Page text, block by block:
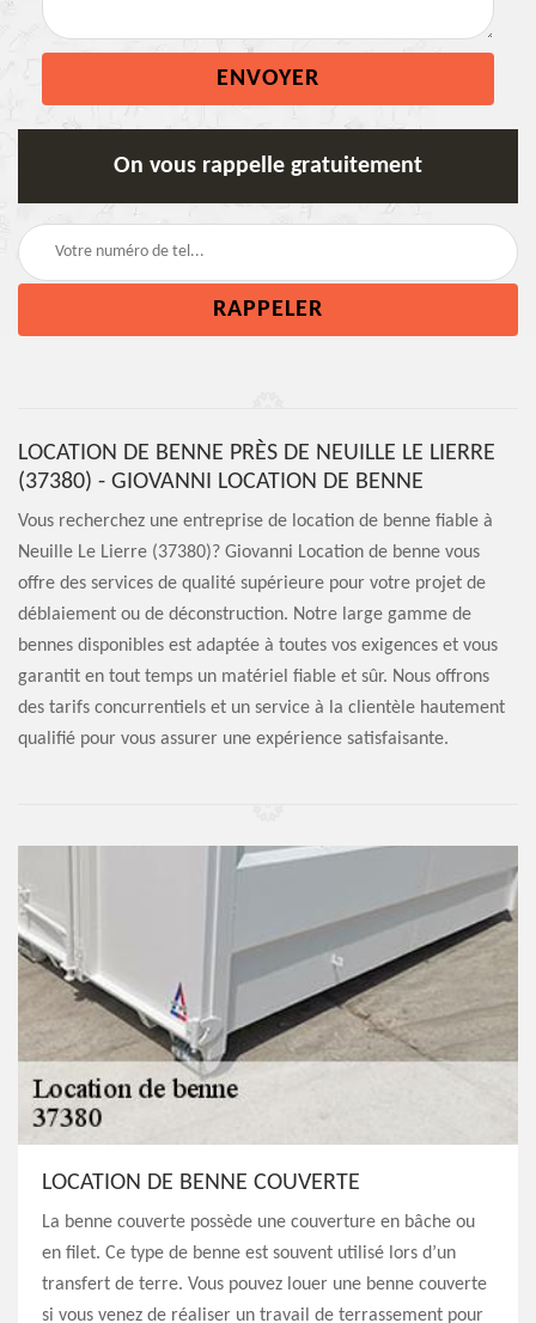
On vous rappelle gratuitement
LOCATION DE BENNE PRÈS DE NEUILLE LE LIERRE
(37380) - GIOVANNI LOCATION DE BENNE
Vous recherchez une entreprise de location de benne fiable à
Neuille Le Lierre (37380)? Giovanni Location de benne vous
offre des services de qualité supérieure pour votre projet de
déblaiement ou de déconstruction. Notre large gamme de
bennes disponibles est adaptée à toutes vos exigences et vous
garantit en tout temps un matériel fiable et sûr. Nous offrons
des tarifs concurrentiels et un service à la clientèle hautement
qualifié pour vous assurer une expérience satisfaisante.
LOCATION DE BENNE COUVERTE
La benne couverte possède une couverture en bâche ou
en filet. Ce type de benne est souvent utilisé lors d’un
transfert de terre. Vous pouvez louer une benne couverte
si vous venez de réaliser un travail de terrassement pour